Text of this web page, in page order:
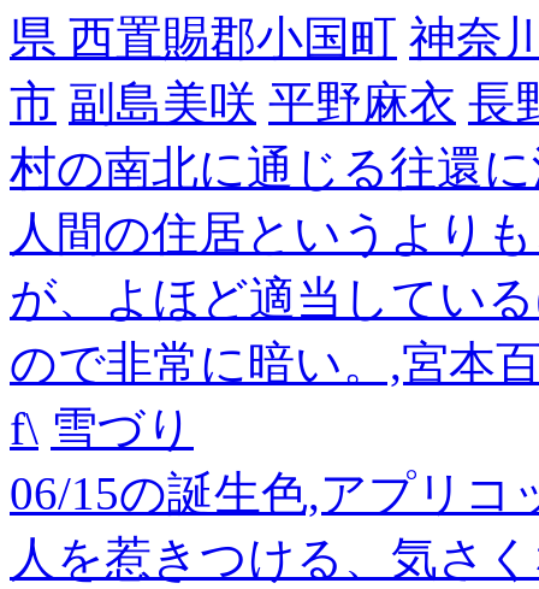
県 西置賜郡小国町 神奈
市 副島美咲 平野麻衣 長
村の南北に通じる往還
人間の住居というより
が、よほど適当してい
ので非常に暗い。,宮本
f\ 雪づり
06/15の誕生色,アプリ
人を惹きつける、気さ